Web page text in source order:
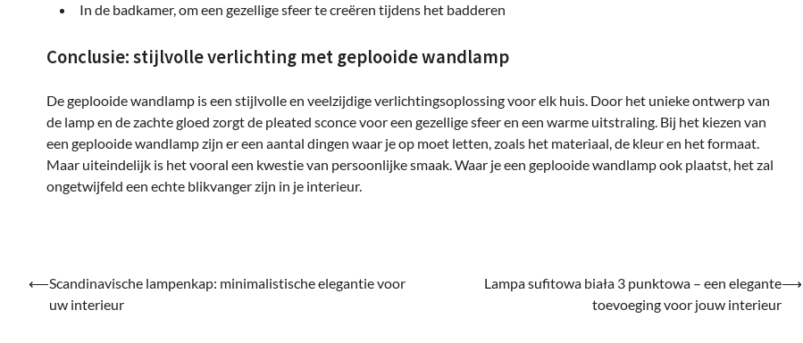
In de badkamer, om een gezellige sfeer te creëren tijdens het badderen
Conclusie: stijlvolle verlichting met geplooide wandlamp
De geplooide wandlamp is een stijlvolle en veelzijdige verlichtingsoplossing voor elk huis. Door het unieke ontwerp van
de lamp en de zachte gloed zorgt de pleated sconce voor een gezellige sfeer en een warme uitstraling. Bij het kiezen van
een geplooide wandlamp zijn er een aantal dingen waar je op moet letten, zoals het materiaal, de kleur en het formaat.
Maar uiteindelijk is het vooral een kwestie van persoonlijke smaak. Waar je een geplooide wandlamp ook plaatst, het zal
ongetwijfeld een echte blikvanger zijn in je interieur.
Bericht
navigatie
⟵Scandinavische lampenkap: minimalistische elegantie voor
uw interieur
Lampa sufitowa biała 3 punktowa – een elegante
toevoeging voor jouw interieur
⟶